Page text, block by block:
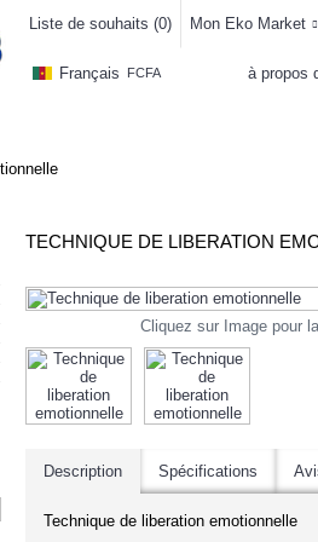
Liste de souhaits (0) Mon Eko Market
Français FCFA à propos
-10%
TECHNIQUE DE LIBERATION
Cliquez sur Image pour
Description Spécifications
Technique de liberation emotionnelle